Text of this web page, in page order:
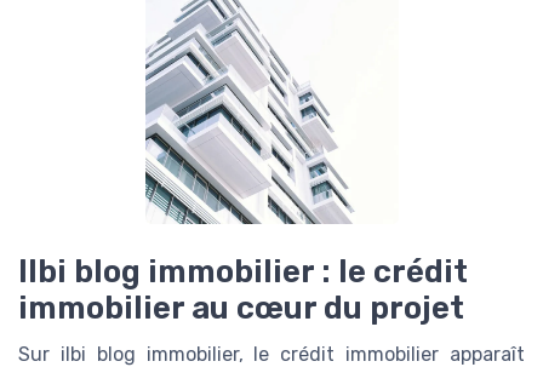
Ilbi blog immobilier : le crédit
immobilier au cœur du projet
Sur ilbi blog immobilier, le crédit immobilier apparaît